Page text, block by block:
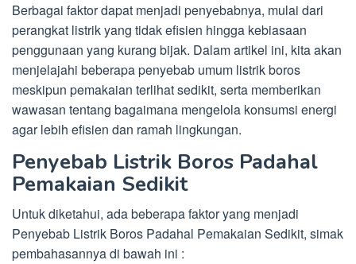
Berbagai faktor dapat menjadi penyebabnya, mulai dari
perangkat listrik yang tidak efisien hingga kebiasaan
penggunaan yang kurang bijak. Dalam artikel ini, kita akan
menjelajahi beberapa penyebab umum listrik boros
meskipun pemakaian terlihat sedikit, serta memberikan
wawasan tentang bagaimana mengelola konsumsi energi
agar lebih efisien dan ramah lingkungan.
Penyebab Listrik Boros Padahal
Pemakaian Sedikit
Untuk diketahui, ada beberapa faktor yang menjadi
Penyebab Listrik Boros Padahal Pemakaian Sedikit, simak
pembahasannya di bawah ini :